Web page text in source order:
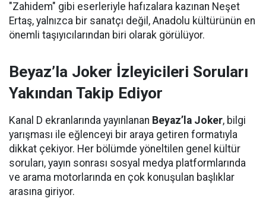
"Zahidem" gibi eserleriyle hafızalara kazınan Neşet
Ertaş, yalnızca bir sanatçı değil, Anadolu kültürünün en
önemli taşıyıcılarından biri olarak görülüyor.
Beyaz’la Joker İzleyicileri Soruları
Yakından Takip Ediyor
Kanal D ekranlarında yayınlanan Beyaz’la Joker, bilgi
yarışması ile eğlenceyi bir araya getiren formatıyla
dikkat çekiyor. Her bölümde yöneltilen genel kültür
soruları, yayın sonrası sosyal medya platformlarında
ve arama motorlarında en çok konuşulan başlıklar
arasına giriyor.